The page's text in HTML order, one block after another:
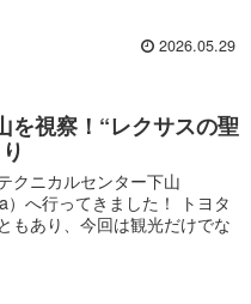
2026.05.29
を視察！“レクサスの聖
クニカルセンター下山
）へ行ってきました！ トヨタ
もあり、今回は観光だけでな